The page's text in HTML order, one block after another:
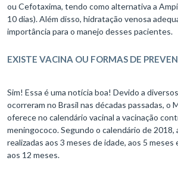
ou Cefotaxima, tendo como alternativa a
10 dias). Além disso, hidratação venosa
importância para o manejo desses pacientes.
EXISTE VACINA OU FORMAS DE
Sim! Essa é uma notícia boa! Devido a
ocorreram no Brasil nas décadas passadas, o
oferece no calendário vacinal a vacinação
meningococo. Segundo o calendário de 2018,
realizadas aos 3 meses de idade, aos 5
aos 12 meses.